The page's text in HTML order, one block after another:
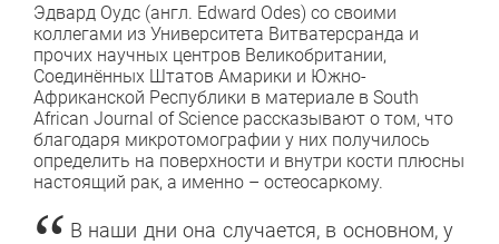
Эдвард Оудс (англ. Edward Odes) со своими
коллегами из Университета Витватерсранда и
прочих научных центров Великобритании,
Соединённых Штатов Амарики и Южно-
Африканской Республики в материале в South
African Jоurnal of Science рассказывают о том, что
благодаря микротомографии у них получилось
определить на поверхности и внутри кости плюсны
настоящий рак, а именно – остеосаркому.
В наши дни она случается, в основном, у